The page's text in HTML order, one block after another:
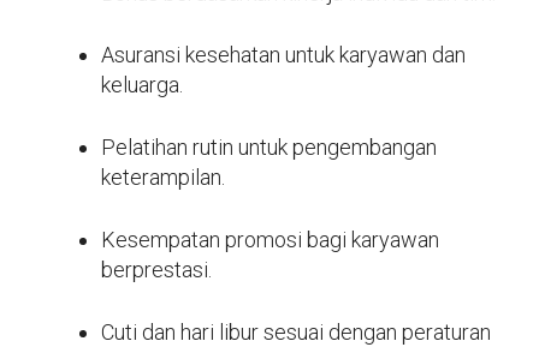
Asuransi kesehatan untuk karyawan dan
keluarga.
Pelatihan rutin untuk pengembangan
keterampilan.
Kesempatan promosi bagi karyawan
berprestasi.
Cuti dan hari libur sesuai dengan peraturan